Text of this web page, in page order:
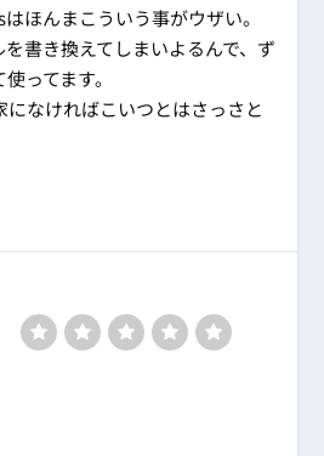
ほんまこういう事がウザい。
書き換えてしまいよるんで、ず
ってます。
なければこいつとはさっさと